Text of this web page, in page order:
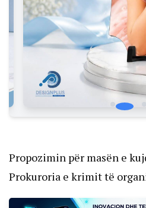
Propozimin për masën e
Prokuroria e krimit të